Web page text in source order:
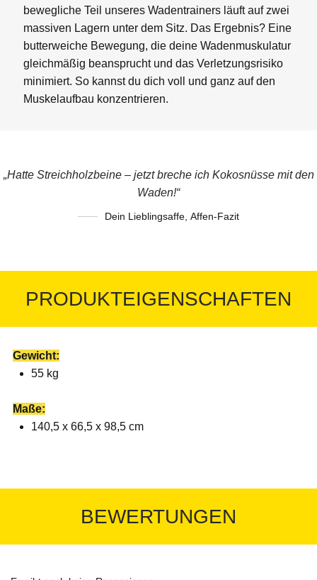
bewegliche Teil unseres Wadentrainers läuft auf zwei
massiven Lagern unter dem Sitz. Das Ergebnis? Eine
butterweiche Bewegung, die deine Wadenmuskulatur
gleichmäßig beansprucht und das Verletzungsrisiko
minimiert. So kannst du dich voll und ganz auf den
Muskelaufbau konzentrieren.
„Hatte Streichholzbeine – jetzt breche ich Kokosnüsse mit den
Waden!“
Dein Lieblingsaffe, Affen-Fazit
PRODUKTEIGENSCHAFTEN
Gewicht:
55 kg
Maße:
140,5 x 66,5 x 98,5 cm
BEWERTUNGEN